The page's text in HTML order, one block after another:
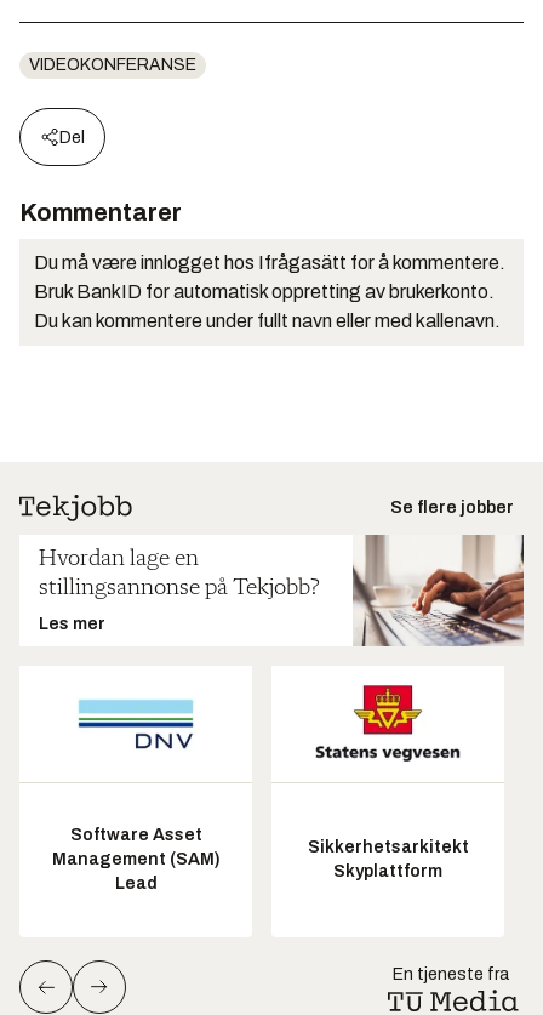
VIDEOKONFERANSE
Del
Kommentarer
Du må være innlogget hos Ifrågasätt for å kommentere.
Bruk BankID for automatisk oppretting av brukerkonto.
Du kan kommentere under fullt navn eller med kallenavn.
Se flere jobber
Hvordan lage en
stillingsannonse på Tekjobb?
Les mer
Software Asset
Management (SAM)
Lead
Sikkerhetsarkitekt
Skyplattform
En tjeneste fra